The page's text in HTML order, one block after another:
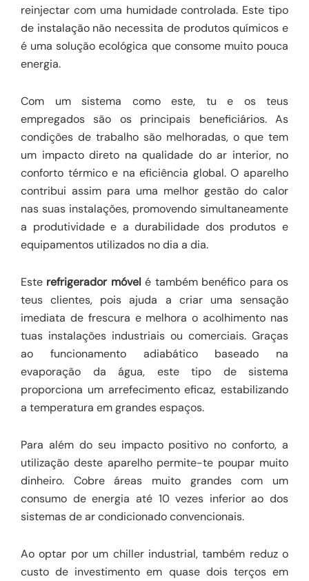
reinjectar com uma humidade controlada. Este tipo
de instalação não necessita de produtos químicos e
é uma solução ecológica que consome muito pouca
energia.
Com um sistema como este, tu e os teus
empregados são os principais beneficiários. As
condições de trabalho são melhoradas, o que tem
um impacto direto na qualidade do ar interior, no
conforto térmico e na eficiência global. O aparelho
contribui assim para uma melhor gestão do calor
nas suas instalações, promovendo simultaneamente
a produtividade e a durabilidade dos produtos e
equipamentos utilizados no dia a dia.
Este refrigerador móvelé também benéfico para os
teus clientes, pois ajuda a criar uma sensação
imediata de frescura e melhora o acolhimento nas
tuas instalações industriais ou comerciais. Graças
ao funcionamento adiabático baseado na
evaporação da água, este tipo de sistema
proporciona um arrefecimento eficaz, estabilizando
a temperatura em grandes espaços.
Para além do seu impacto positivo no conforto, a
utilização deste aparelho permite-te poupar muito
dinheiro. Cobre áreas muito grandes com um
consumo de energia até 10 vezes inferior ao dos
sistemas de ar condicionado convencionais.
Ao optar por um chiller industrial, também reduz o
custo de investimento em quase dois terços em